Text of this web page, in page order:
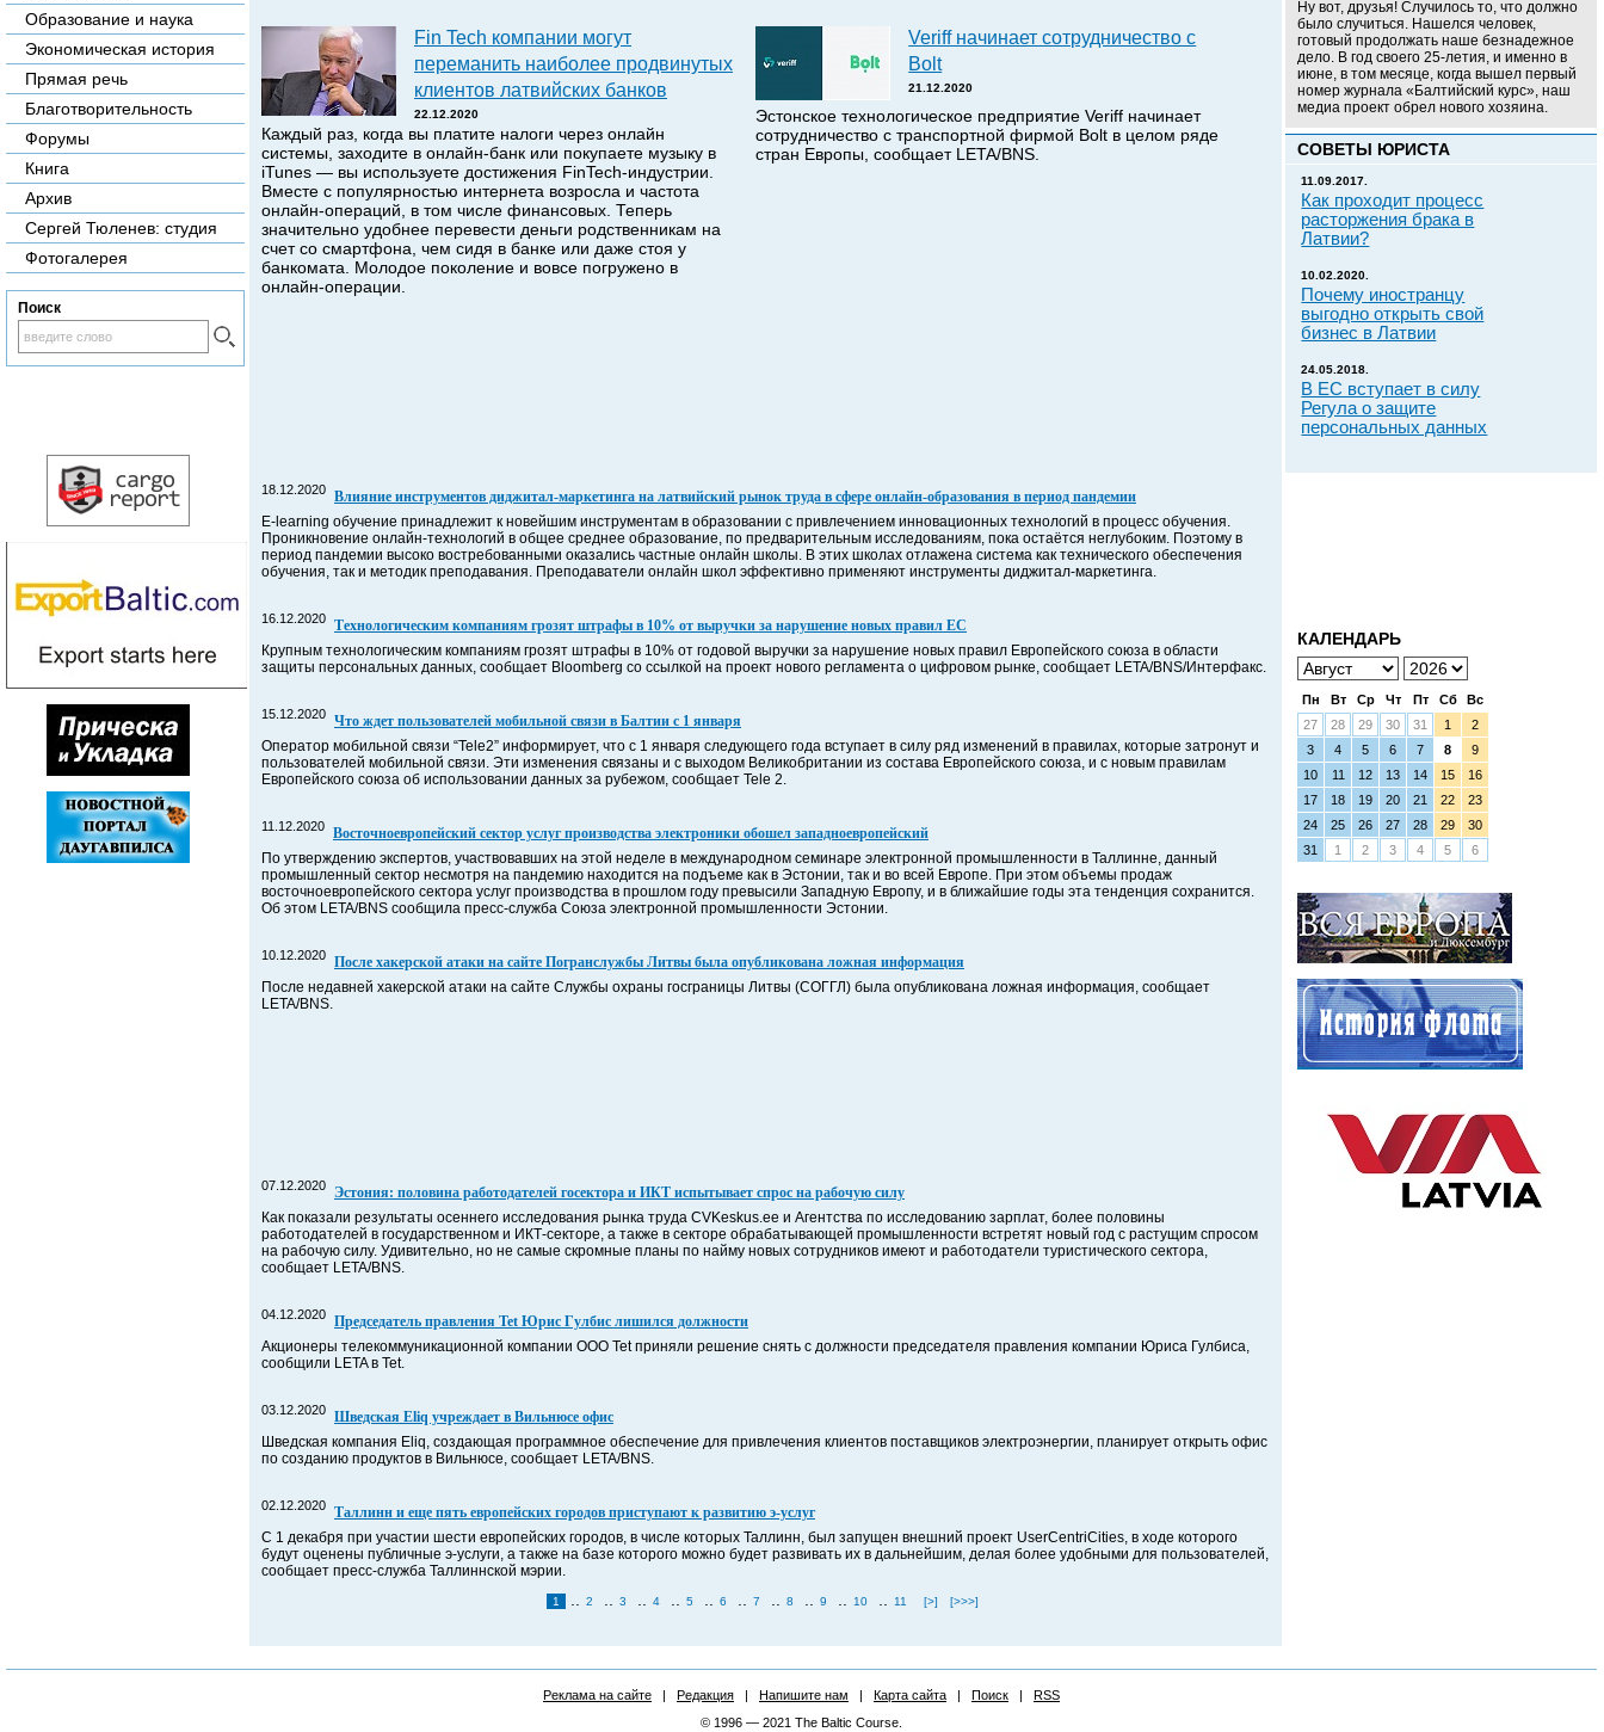
Fin Tech компании могут
переманить наиболее продвинутых
клиентов латвийских банков
22.12.2020
Каждый раз, когда вы платите налоги через онлайн
системы, заходите в онлайн-банк или покупаете музыку в
iTunes — вы используете достижения FinTech-индустрии.
Вместе с популярностью интернета возросла и частота
онлайн-операций, в том числе финансовых. Теперь
значительно удобнее перевести деньги родственникам на
счет со смартфона, чем сидя в банке или даже стоя у
банкомата. Молодое поколение и вовсе погружено в
онлайн-операции.
Veriff начинает сотрудничество с
Bolt
21.12.2020
Эстонское технологическое предприятие Veriff начинает
сотрудничество с транспортной фирмой Bolt в целом ряде
стран Европы, сообщает LETA/BNS.
18.12.2020 Влияние инструментов диджитал-маркетинга на латвийский рынок труда в сфере онлайн-образования в период пандемии
E-learning обучение принадлежит к новейшим инструментам в образовании с привлечением инновационных технологий в процесс обучения.
Проникновение онлайн-технологий в общее среднее образование, по предварительным исследованиям, пока остаётся неглубоким. Поэтому в
период пандемии высоко востребованными оказались частные онлайн школы. В этих школах отлажена система как технического обеспечения
обучения, так и методик преподавания. Преподаватели онлайн школ эффективно применяют инструменты диджитал-маркетинга.
16.12.2020 Технологическим компаниям грозят штрафы в 10% от выручки за нарушение новых правил ЕС
Крупным технологическим компаниям грозят штрафы в 10% от годовой выручки за нарушение новых правил Европейского союза в области
защиты персональных данных, сообщает Bloomberg со ссылкой на проект нового регламента о цифровом рынке, сообщает LETA/BNS/Интерфакс.
15.12.2020 Что ждет пользователей мобильной связи в Балтии с 1 января
Оператор мобильной связи “Tele2” информирует, что с 1 января следующего года вступает в силу ряд изменений в правилах, которые затронут и
пользователей мобильной связи. Эти изменения связаны и с выходом Великобритании из состава Европейского союза, и с новым правилам
Европейского союза об использовании данных за рубежом, сообщает Tele 2.
11.12.2020 Восточноевропейский сектор услуг производства электроники обошел западноевропейский
По утверждению экспертов, участвовавших на этой неделе в международном семинаре электронной промышленности в Таллинне, данный
промышленный сектор несмотря на пандемию находится на подъеме как в Эстонии, так и во всей Европе. При этом объемы продаж
восточноевропейского сектора услуг производства в прошлом году превысили Западную Европу, и в ближайшие годы эта тенденция сохранится.
Об этом LETA/BNS сообщила пресс-служба Союза электронной промышленности Эстонии.
10.12.2020 После хакерской атаки на сайте Погранслужбы Литвы была опубликована ложная информация
После недавней хакерской атаки на сайте Службы охраны госграницы Литвы (СОГГЛ) была опубликована ложная информация, сообщает
LETA/BNS.
07.12.2020 Эстония: половина работодателей госектора и ИКТ испытывает спрос на рабочую силу
Как показали результаты осеннего исследования рынка труда CVKeskus.ee и Агентства по исследованию зарплат, более половины
работодателей в государственном и ИКТ-секторе, а также в секторе обрабатывающей промышленности встретят новый год с растущим спросом
на рабочую силу. Удивительно, но не самые скромные планы по найму новых сотрудников имеют и работодатели туристического сектора,
сообщает LETA/BNS.
04.12.2020 Председатель правления Tet Юрис Гулбис лишился должности
Акционеры телекоммуникационной компании ООО Tet приняли решение снять с должности председателя правления компании Юриса Гулбиса,
сообщили LETA в Tet.
03.12.2020 Шведская Eliq учреждает в Вильнюсе офис
Шведская компания Eliq, создающая программное обеспечение для привлечения клиентов поставщиков электроэнергии, планирует открыть офис
по созданию продуктов в Вильнюсе, сообщает LETA/BNS.
02.12.2020 Таллинн и еще пять европейских городов приступают к развитию э-услуг
С 1 декабря при участии шести европейских городов, в числе которых Таллинн, был запущен внешний проект UserCentriCities, в ходе которого
будут оценены публичные э-услуги, а также на базе которого можно будет развивать их в дальнейшим, делая более удобными для пользователей,
сообщает пресс-служба Таллиннской мэрии.
1 2 3 4 5 6 7 8 9 10 11 [>] [>>>]
Образование и наука
Экономическая история
Прямая речь
Благотворительность
Форумы
Книга
Архив
Сергей Тюленев: студия
Фотогалерея
Поиск
Ну вот, друзья! Случилось то, что должно
было случиться. Нашелся человек,
готовый продолжать наше безнадежное
дело. В год своего 25-летия, и именно в
июне, в том месяце, когда вышел первый
номер журнала «Балтийский курс», наш
медиа проект обрел нового хозяина.
СОВЕТЫ ЮРИСТА
11.09.2017.
Как проходит процесс
расторжения брака в
Латвии?
10.02.2020.
Почему иностранцу
выгодно открыть свой
бизнес в Латвии
24.05.2018.
В ЕС вступает в силу
Регула о защите
персональных данных
КАЛЕНДАРЬ
Пн Вт Ср Чт Пт Сб
Вс
27
28 29 30 31 1
2
3
4 5 6 7 8
9
10
11 12 13 14 15
16
17
18 19 20 21 22
23
24
25 26 27 28 29
30
31
1 2 3 4 5 6
Реклама на сайте | Редакция | Напишите нам | Карта сайта | Поиск |
RSS
© 1996 — 2021 The Baltic Course.